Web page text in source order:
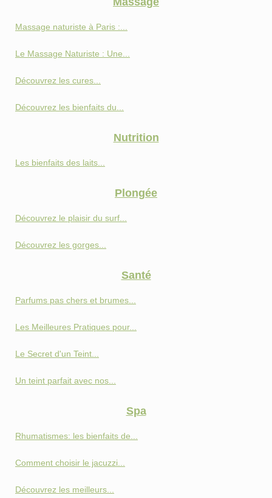
Massage naturiste à Paris :...
Le Massage Naturiste : Une...
Découvrez les cures...
Découvrez les bienfaits du...
Nutrition
Les bienfaits des laits...
Plongée
Découvrez le plaisir du surf...
Découvrez les gorges...
Santé
Parfums pas chers et brumes...
Les Meilleures Pratiques pour...
Le Secret d'un Teint...
Un teint parfait avec nos...
Spa
Rhumatismes: les bienfaits de...
Comment choisir le jacuzzi...
Découvrez les meilleurs...